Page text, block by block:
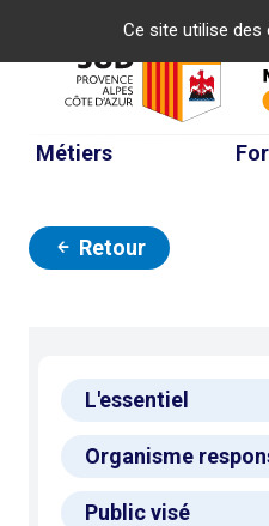
Ce site utilise
Métiers
Retour
L'essentiel
Organisme
Public visé